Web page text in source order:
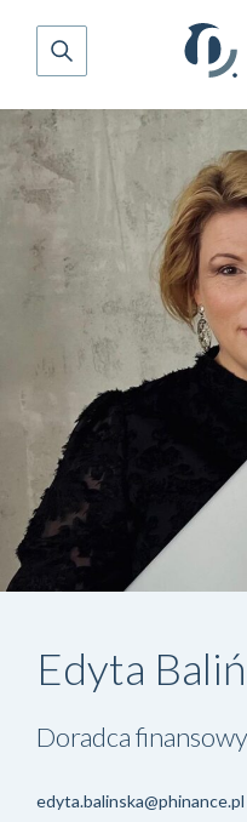
Edyta
Doradca finansowy
edyta.balinska@phinance.pl